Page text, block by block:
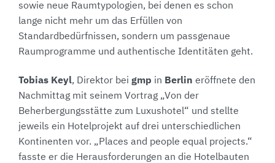
sowie neue Raumtypologien, bei denen es schon
lange nicht mehr um das Erfüllen von
Standardbedürfnissen, sondern um passgenaue
Raumprogramme und authentische Identitäten geht.
Tobias Keyl, Direktor bei gmp in Berlin eröffnete den
Nachmittag mit seinem Vortrag „Von der
Beherbergungsstätte zum Luxushotel“ und stellte
jeweils ein Hotelprojekt auf drei unterschiedlichen
Kontinenten vor. „Places and people equal projects.“
fasste er die Herausforderungen an die Hotelbauten